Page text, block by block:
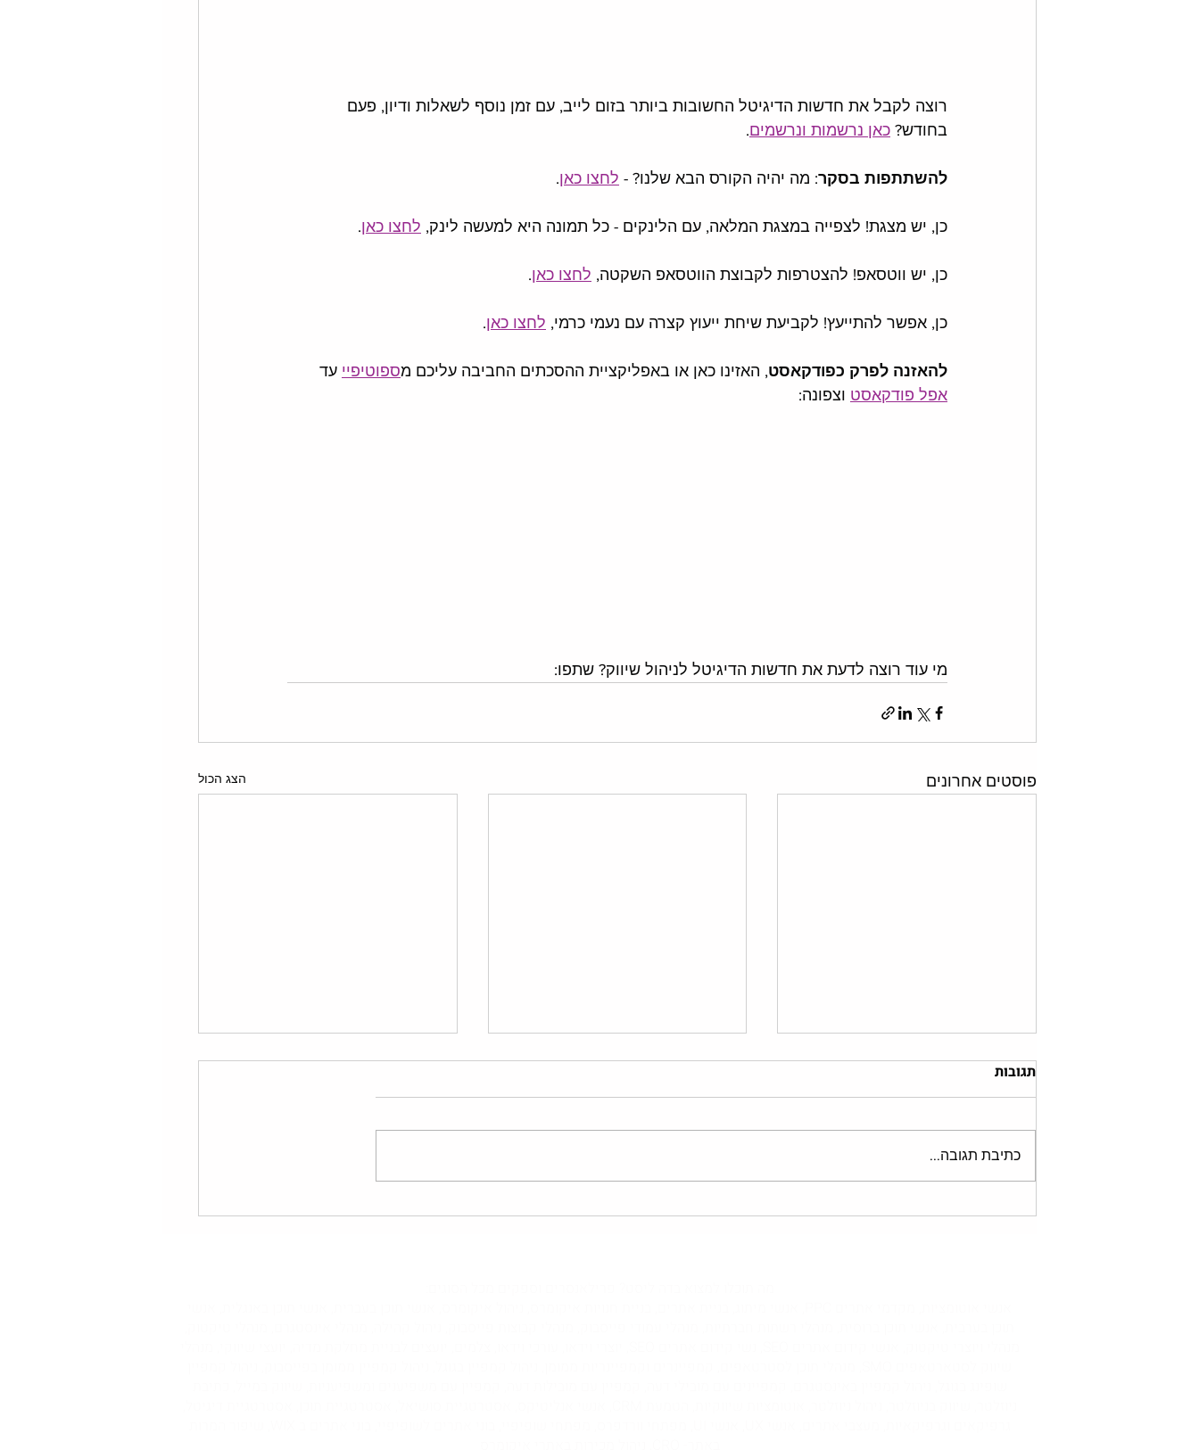
רוצה לקבל את חדשות הדיגיטל החשובות ביותר בזום לייב, עם זמן נוסף לשאלות ודיון, פעם
בחודש? כאן נרשמות ונרשמים.
להשתתפות בסקר: מה יהיה הקורס הבא שלנו? - לחצו כאן.
כן, יש מצגת! לצפייה במצגת המלאה, עם הלינקים - כל תמונה היא למעשה לינק, לחצו כאן.
כן, יש ווטסאפ! להצטרפות לקבוצת הווטסאפ השקטה, לחצו כאן.
כן, אפשר להתייעץ! לקביעת שיחת ייעוץ קצרה עם נעמי כרמי, לחצו כאן.
להאזנה לפרק כפודקאסט, האזינו כאן או באפליקציית ההסכתים החביבה עליכם מספוטיפיי עד
אפל פודקאסט וצפונה:
מי עוד רוצה לדעת את חדשות הדיגיטל לניהול שיווק? שתפו:
פוסטים אחרונים הצג הכול
באיזה אפליקציות קונים הכי
חדשות הדיגיטל לניהול שיווק -
חדשות הדיגיטל לניהול שיווק -
תגובות
כתיבת תגובה...